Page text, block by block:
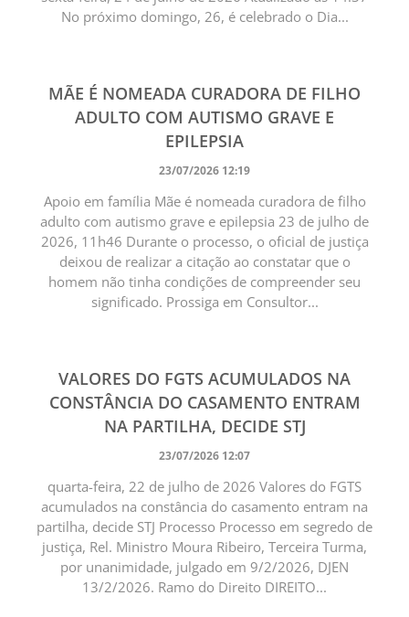
No próximo domingo, 26, é celebrado o Dia...
MÃE É NOMEADA CURADORA DE FILHO
ADULTO COM AUTISMO GRAVE E
EPILEPSIA
23/07/2026 12:19
Apoio em família Mãe é nomeada curadora de filho
adulto com autismo grave e epilepsia 23 de julho de
2026, 11h46 Durante o processo, o oficial de justiça
deixou de realizar a citação ao constatar que o
homem não tinha condições de compreender seu
significado. Prossiga em Consultor...
VALORES DO FGTS ACUMULADOS NA
CONSTÂNCIA DO CASAMENTO ENTRAM
NA PARTILHA, DECIDE STJ
23/07/2026 12:07
quarta-feira, 22 de julho de 2026 Valores do FGTS
acumulados na constância do casamento entram na
partilha, decide STJ Processo Processo em segredo de
justiça, Rel. Ministro Moura Ribeiro, Terceira Turma,
por unanimidade, julgado em 9/2/2026, DJEN
13/2/2026. Ramo do Direito DIREITO...